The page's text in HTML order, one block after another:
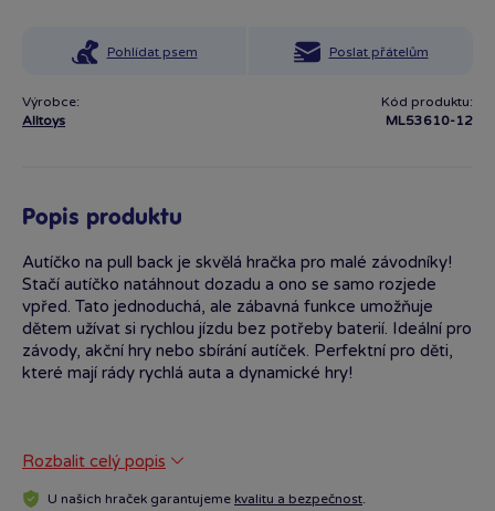
Pohlídat psem Poslat přátelům
Výrobce:
Alltoys
Kód produktu:
ML53610-12
Popis produktu
Autíčko na pull back je skvělá hračka pro malé závodníky!
Stačí autíčko natáhnout dozadu a ono se samo rozjede
vpřed. Tato jednoduchá, ale zábavná funkce umožňuje
dětem užívat si rychlou jízdu bez potřeby baterií. Ideální pro
závody, akční hry nebo sbírání autíček. Perfektní pro děti,
které mají rády rychlá auta a dynamické hry!
Rozbalit celý popis
U našich hraček garantujeme kvalitu a bezpečnost.